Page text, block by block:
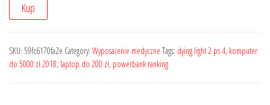
Kup
SKU: 59fc6170fa2e Category: Wyposażenie medyczne Tags: dying light 2 ps 4, komputer
do 5000 zł 2018, laptop do 200 zł, powerbank ranking